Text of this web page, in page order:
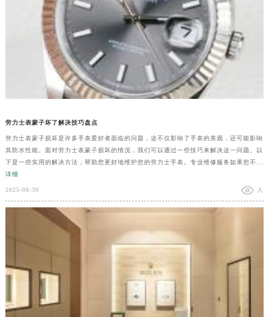
劳力士表蒙子坏了解决技巧盘点
劳力士表蒙子损坏是许多手表爱好者面临的问题，这不仅影响了手表的美观，还可能影响
其防水性能。面对劳力士表蒙子损坏的情况，我们可以通过一些技巧来解决这一问题。以
下是一些实用的解决方法，帮助您更好地维护您的劳力士手表。专业维修服务如果您不...
详细
2025-08-30 人